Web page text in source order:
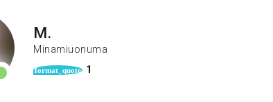
M.
Minamiuonuma
format_quote 1